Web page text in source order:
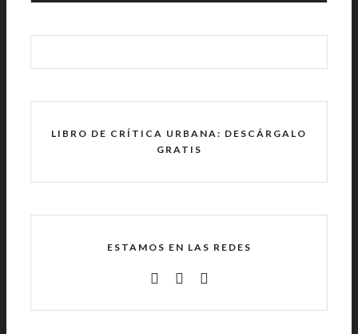
LIBRO DE CRÍTICA URBANA: DESCÁRGALO
GRATIS
ESTAMOS EN LAS REDES